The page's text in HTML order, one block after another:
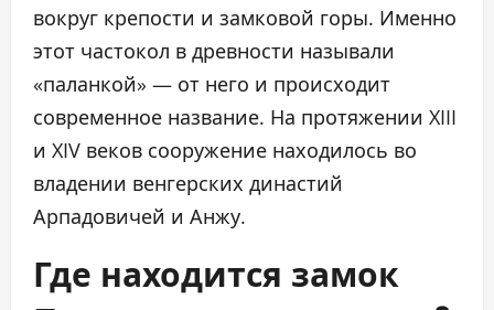
вокруг крепости и замковой горы. Именно
этот частокол в древности называли
«паланкой» — от него и происходит
современное название. На протяжении XIII
и XIV веков сооружение находилось во
владении венгерских династий
Арпадовичей и Анжу.
Где находится замок